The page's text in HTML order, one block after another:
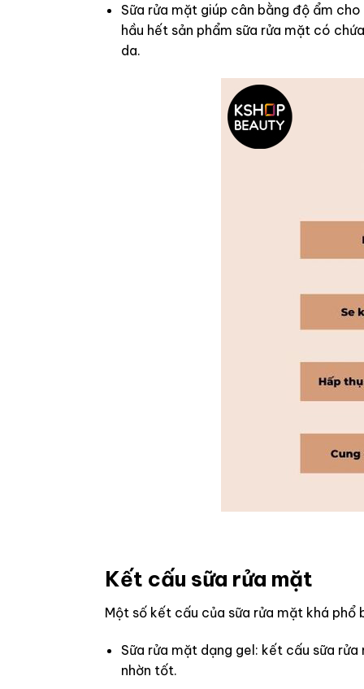
Sữa rửa mặt giúp cân bằng độ ẩm
hầu hết sản phẩm sữa rửa mặt có
da.
Kết cấu sữa rửa mặt
Một số kết cấu của sữa rửa mặt khá phổ
Sữa rửa mặt dạng gel: kết cấu sữa
nhờn tốt.